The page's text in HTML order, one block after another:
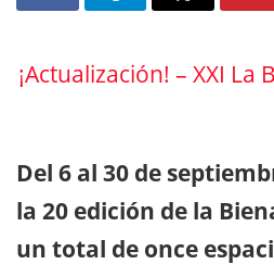
¡Actualización! – XXI La
Del 6 al 30 de
la 20 edición de la
un total de once